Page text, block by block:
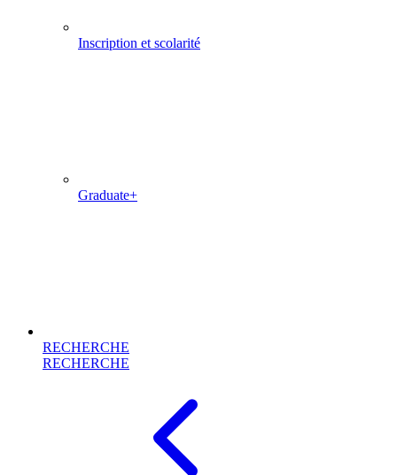
Inscription et scolarité
Graduate+
RECHERCHE
RECHERCHE